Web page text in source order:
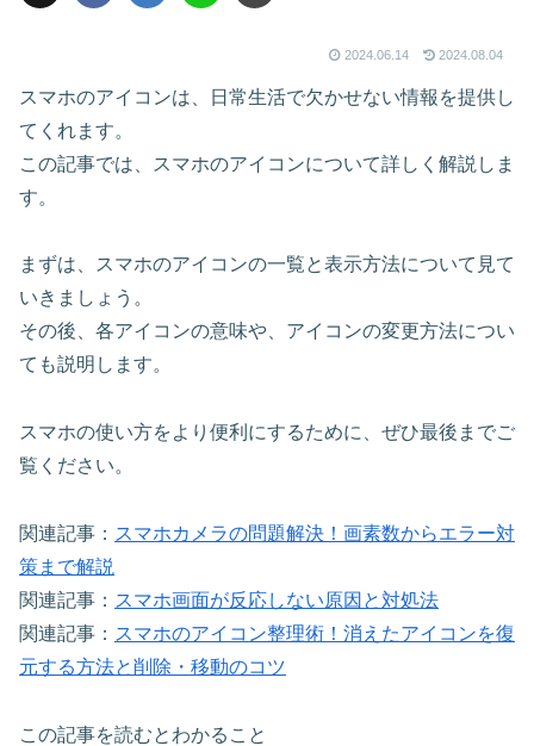
2024.06.14 2024.08.04
スマホのアイコンは、日常生活で欠かせない情報を提供し
てくれます。
この記事では、スマホのアイコンについて詳しく解説しま
す。
まずは、スマホのアイコンの一覧と表示方法について見て
いきましょう。
その後、各アイコンの意味や、アイコンの変更方法につい
ても説明します。
スマホの使い方をより便利にするために、ぜひ最後までご
覧ください。
関連記事： スマホカメラの問題解決！画素数からエラー対
策まで解説
関連記事： スマホ画面が反応しない原因と対処法
関連記事： スマホのアイコン整理術！消えたアイコンを復
元する方法と削除・移動のコツ
この記事を読むとわかること